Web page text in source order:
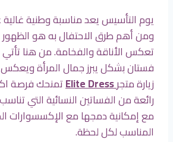
يوم التأسيس يعد مناسبة وطنية
ومن أهم طرق الاحتفال به هو الظهور
تعكس الأناقة والفخامة. من هنا
فستان بشكل يبرز جمال المرأة ويعكس
زيارة متجرElite Dressتمنحك فرصة
رائعة من الفساتين النسائية التي
مع إمكانية دمجها مع الإكسسوارات
المناسب لكل لحظة.